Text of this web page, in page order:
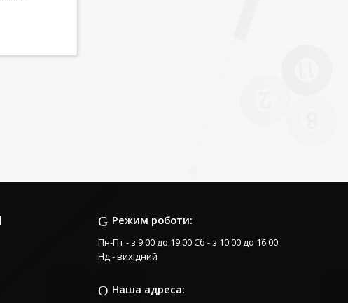
Режим роботи:
Пн-Пт - з 9.00 до 19.00 Сб - з 10.00 до 16.00
Нд - вихідний
Наша адреса: